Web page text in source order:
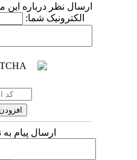
ارسال نظر درباره این
الکترونیک شما:
ارسال پیام به